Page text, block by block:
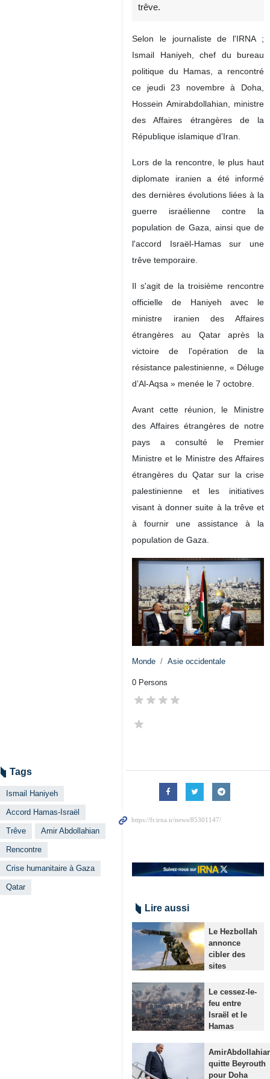
trêve.
Selon le journaliste de l'IRNA ;
Ismail Haniyeh, chef du bureau
politique du Hamas, a rencontré
ce jeudi 23 novembre à Doha,
Hossein Amirabdollahian, ministre
des Affaires étrangères de la
République islamique d’Iran.
Lors de la rencontre, le plus haut
diplomate iranien a été informé
des dernières évolutions liées à la
guerre israélienne contre la
population de Gaza, ainsi que de
l'accord Israël-Hamas sur une
trêve temporaire.
Il s'agit de la troisième rencontre
officielle de Haniyeh avec le
ministre iranien des Affaires
étrangères au Qatar après la
victoire de l'opération de la
résistance palestinienne, « Déluge
d’Al-Aqsa » menée le 7 octobre.
Avant cette réunion, le Ministre
des Affaires étrangères de notre
pays a consulté le Premier
Ministre et le Ministre des Affaires
étrangères du Qatar sur la crise
palestinienne et les initiatives
visant à donner suite à la trêve et
à fournir une assistance à la
population de Gaza.
Monde Asie occidentale
0 Persons
Tags
Ismail Haniyeh
Accord Hamas-Israël
Trêve Amir Abdollahian
Rencontre
Crise humanitaire à Gaza
Qatar
Lire aussi
Le Hezbollah
annonce
cibler des
sites
israéliens
Téhéran
(IRNA)- Le
Hezbollah
la mort de
quatre soldats
d'une force…
Le cessez-le-
feu entre
Israël et le
Hamas
vendredi
matin
Téhéran
quitte Beyrouth
pour Doha